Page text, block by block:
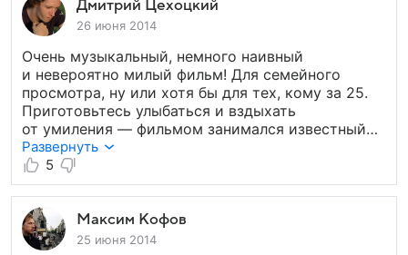
Дмитрий Цехоцкий
26 июня 2014
Очень музыкальный, немного наивный
и невероятно милый фильм! Для семейного
просмотра, ну или хотя бы для тех, кому за 25.
Приготовьтесь улыбаться и вздыхать
от умиления — фильмом занимался известный
мультипликатор, поэтому, картинка ну очень
вкусная. Многие метафоры режисера (когда
их разгодаешь) вызывают неподдельный
восторг. Фильм, которому хочется кричать
«Браво» и после просмотра которого Вы
захотите остаться в кресле кинотеатра.
Развернуть
5
Максим Кофов
25 июня 2014